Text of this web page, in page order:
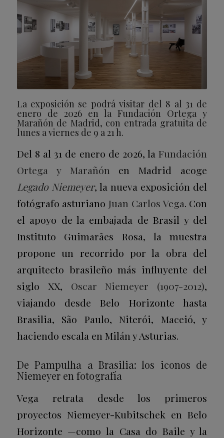
La exposición se podrá visitar del 8 al 31 de
enero de 2026 en la Fundación Ortega y
Marañón de Madrid, con entrada gratuita de
lunes a viernes de 9 a 21 h.
Del 8 al 31 de enero de 2026, laFundación
Ortega y Marañón en Madrid acoge
Legado Niemeyer, la nueva exposición del
fotógrafo asturiano Juan Carlos Vega. Con
el apoyo de la embajada de Brasil y del
Instituto Guimarães Rosa, la muestra
propone un recorrido por la obra del
arquitecto brasileño más influyente del
siglo XX, Oscar Niemeyer (1907-2012),
viajando desde Belo Horizonte hasta
Brasilia, São Paulo, Niterói, Maceió, y
haciendo escala en Milán y Asturias.
De Pampulha a Brasilia: los iconos de
Niemeyer en fotografía
Vega retrata desde los primeros
proyectos Niemeyer-Kubitschek en Belo
Horizonte —como la Casa do Baile y la